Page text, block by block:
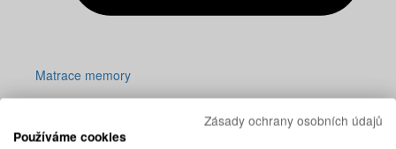
Matrace memory
Zásady ochrany osobních údajů
Používáme cookies